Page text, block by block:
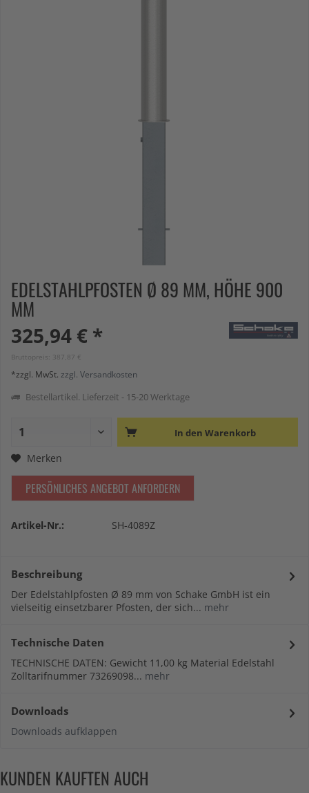
EDELSTAHLPFOSTEN Ø 89 MM, HÖHE 900
MM
325,94 € *
Bruttopreis: 387,87 €
*zzgl. MwSt. zzgl. Versandkosten
Bestellartikel. Lieferzeit - 15-20 Werktage
In den Warenkorb
Merken
PERSÖNLICHES ANGEBOT ANFORDERN
Artikel-Nr.: SH-4089Z
Beschreibung
Der Edelstahlpfosten Ø 89 mm von Schake GmbH ist ein
vielseitig einsetzbarer Pfosten, der sich... mehr
Technische Daten
TECHNISCHE DATEN: Gewicht 11,00 kg Material Edelstahl
Zolltarifnummer 73269098... mehr
Downloads
Downloads aufklappen
KUNDEN KAUFTEN AUCH